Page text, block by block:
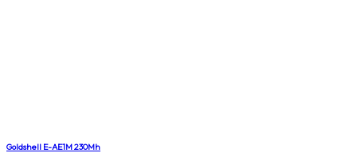
Goldshell E-AE1M 230Mh